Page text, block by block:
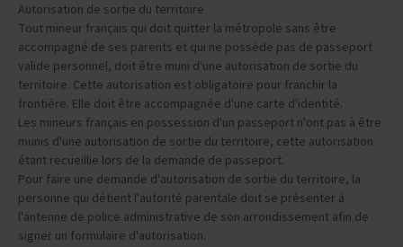
Autorisation de sortie du territoire
Tout mineur français qui doit quitter la métropole sans être
accompagné de ses parents et qui ne possède pas de passeport
valide personnel, doit être muni d'une autorisation de sortie du
territoire. Cette autorisation est obligatoire pour franchir la
frontière. Elle doit être accompagnée d'une carte d'identité.
Les mineurs français en possession d'un passeport n'ont pas à être
munis d'une autorisation de sortie du territoire, cette autorisation
étant recueillie lors de la demande de passeport.
Pour faire une demande d'autorisation de sortie du territoire, la
personne qui détient l'autorité parentale doit se présenter à
l'antenne de police administrative de son arrondissement afin de
signer un formulaire d'autorisation.